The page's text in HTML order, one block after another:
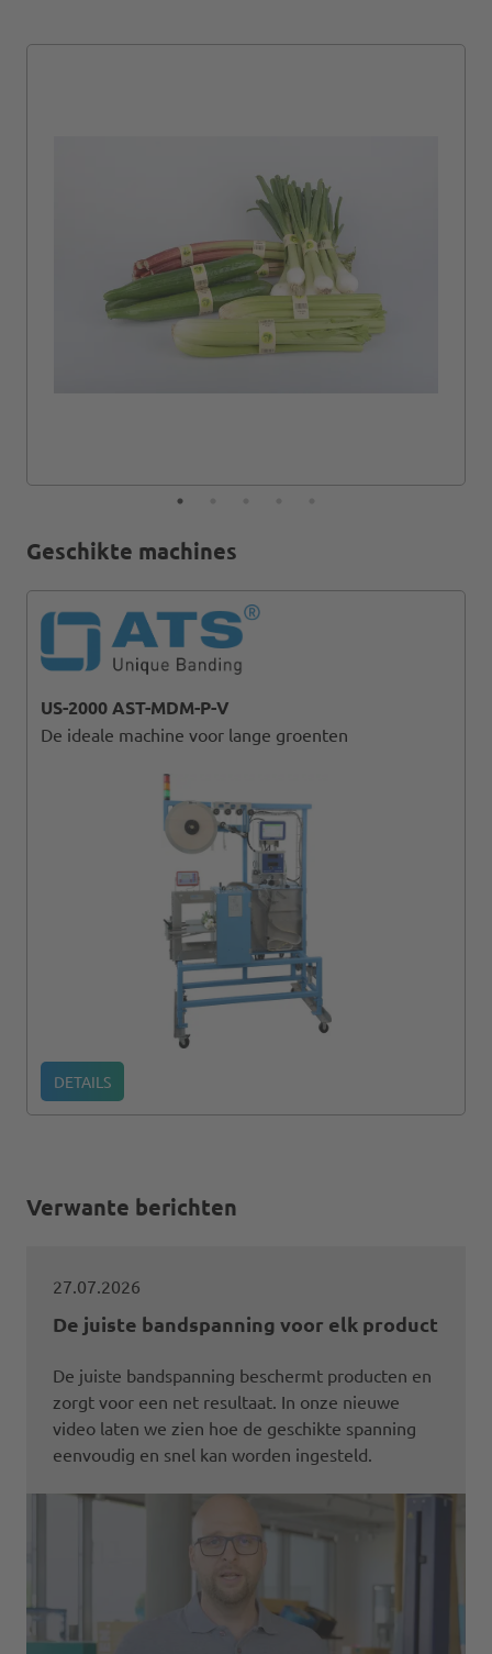
Geschikte machines
US-2000 AST-MDM-P-V
De ideale machine voor lange groenten
DETAILS
Verwante berichten
27.07.2026
De juiste bandspanning voor elk product
De juiste bandspanning beschermt producten en
zorgt voor een net resultaat. In onze nieuwe
video laten we zien hoe de geschikte spanning
eenvoudig en snel kan worden ingesteld.